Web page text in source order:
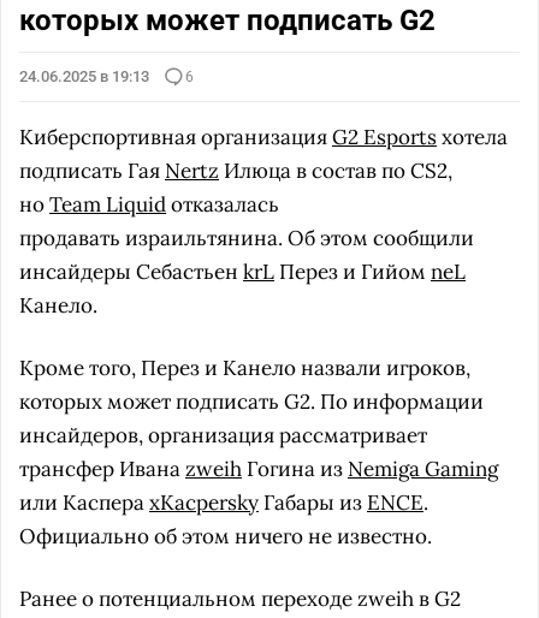
которых может подписать G2
24.06.2025 в 19:13 6
Киберспортивная организацияG2 Esportsхотела
подписать Гая Nertz Илюца в состав по CS2,
ноTeam Liquidотказалась
продавать израильтянина. Об этом сообщили
инсайдеры Себастьен krL Перез и Гийом neL
Канело.
Кроме того, Перез и Канело назвали игроков,
которых может подписать G2. По информации
инсайдеров, организация рассматривает
трансфер Иванаzweih Гогина из Nemiga Gaming
или КаспераxKacpersky Габары из ENCE.
Официально об этом ничего не известно.
Ранее о потенциальном переходе zweih в G2